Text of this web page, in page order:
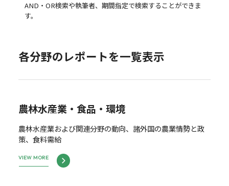
AND・OR検索や執筆者、期間指定で検索することができま
す。
各分野のレポートを一覧表示
農林水産業・食品・環境
農林水産業および関連分野の動向、諸外国の農業情勢と政
策、食料需給
VIEW MORE